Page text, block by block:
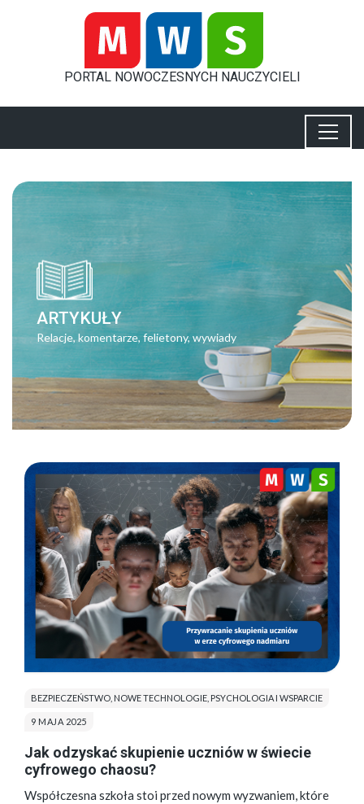
PORTAL NOWOCZESNYCH NAUCZYCIELI
ARTYKUŁY
Relacje, komentarze, felietony, wywiady
BEZPIECZEŃSTWO NOWE TECHNOLOGIE PSYCHOLOGIA I WSPARCIE
9 MAJA 2025
Jak odzyskać skupienie uczniów w świecie
cyfrowego chaosu?
Współczesna szkoła stoi przed nowym wyzwaniem, które